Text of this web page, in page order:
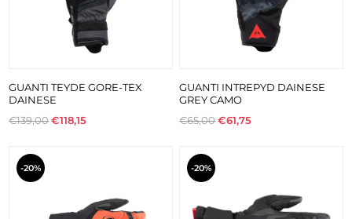
GUANTI TEYDE GORE-TEX
DAINESE
€139,00€118,15
GUANTI INTREPYD DAINESE
GREY CAMO
€65,00€61,75
-20% -20%